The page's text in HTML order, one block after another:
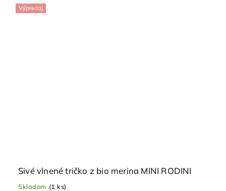
Výpredaj
Sivé vlnené tričko z bio merina MINI RODINI
Skladom (1 ks)